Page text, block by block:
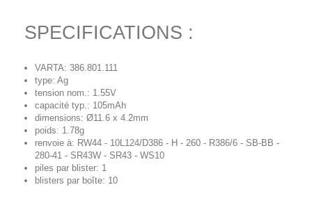
SPECIFICATIONS :
VARTA: 386.801.111
type: Ag
tension nom.: 1.55V
capacité typ.: 105mAh
dimensions: Ø11.6 x 4.2mm
poids: 1.78g
renvoie à: RW44 - 10L124/D386 - H - 260 - R386/6 - SB-BB -
280-41 - SR43W - SR43 - WS10
piles par blister: 1
blisters par boîte: 10